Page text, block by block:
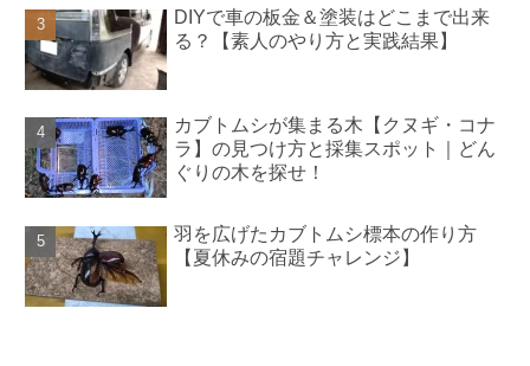
DIYで車の板金＆塗装はどこまで出来
る？【素人のやり方と実践結果】
カブトムシが集まる木【クヌギ・コナ
ラ】の見つけ方と採集スポット｜どん
ぐりの木を探せ！
羽を広げたカブトムシ標本の作り方
【夏休みの宿題チャレンジ】